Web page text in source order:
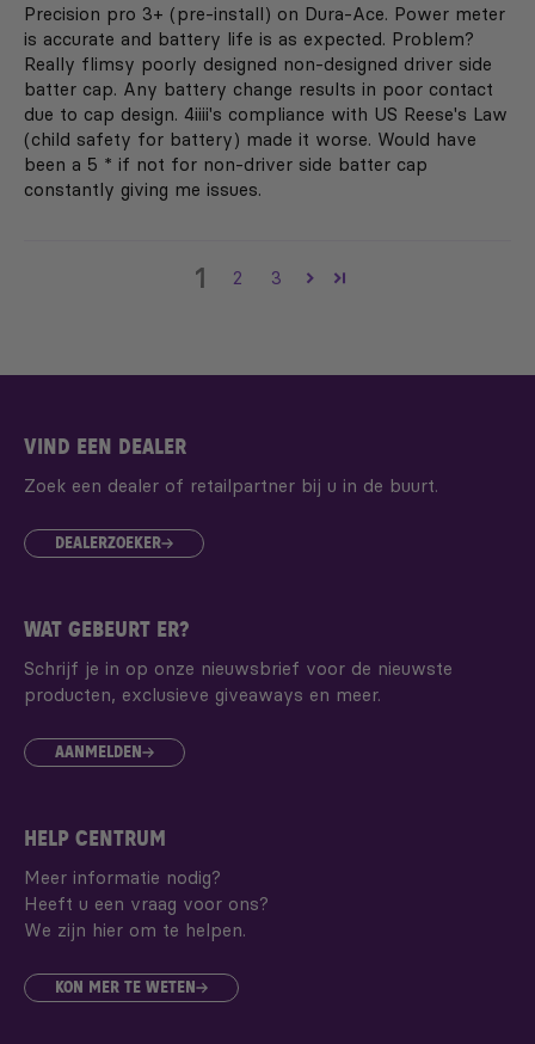
Precision pro 3+ (pre-install) on Dura-Ace. Power meter
is accurate and battery life is as expected. Problem?
Really flimsy poorly designed non-designed driver side
batter cap. Any battery change results in poor contact
due to cap design. 4iiii's compliance with US Reese's Law
(child safety for battery) made it worse. Would have
been a 5 * if not for non-driver side batter cap
constantly giving me issues.
1 2 3
VIND EEN DEALER
Zoek een dealer of retailpartner bij u in de buurt.
DEALERZOEKER
WAT GEBEURT ER?
Schrijf je in op onze nieuwsbrief voor de nieuwste
producten, exclusieve giveaways en meer.
AANMELDEN
HELP CENTRUM
Meer informatie nodig?
Heeft u een vraag voor ons?
We zijn hier om te helpen.
KON MER TE WETEN